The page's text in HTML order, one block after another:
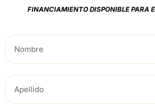
FINANCIAMIENTO DISPONIBLE PARA